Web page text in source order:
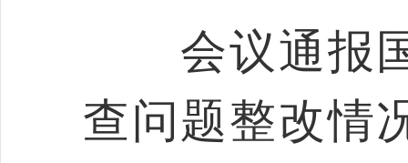
会议通报国
查问题整改情